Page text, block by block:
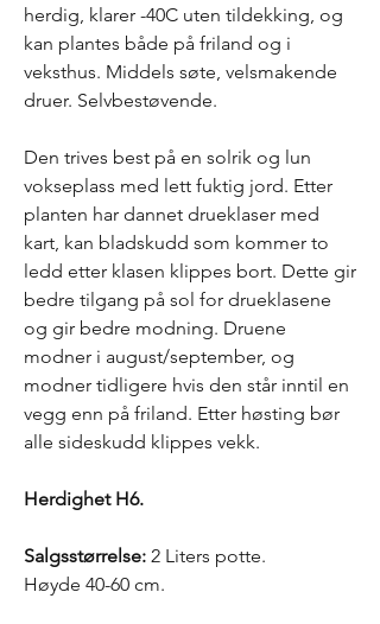
herdig, klarer -40C uten tildekking, og
kan plantes både på friland og i
veksthus. Middels søte, velsmakende
druer. Selvbestøvende.
Den trives best på en solrik og lun
vokseplass med lett fuktig jord. Etter
planten har dannet drueklaser med
kart, kan bladskudd som kommer to
ledd etter klasen klippes bort. Dette gir
bedre tilgang på sol for drueklasene
og gir bedre modning. Druene
modner i august/september, og
modner tidligere hvis den står inntil en
vegg enn på friland. Etter høsting bør
alle sideskudd klippes vekk.
Herdighet H6.
Salgsstørrelse: 2 Liters potte.
Høyde 40-60 cm.